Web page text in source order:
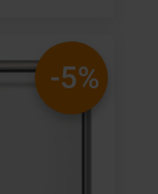
-5%